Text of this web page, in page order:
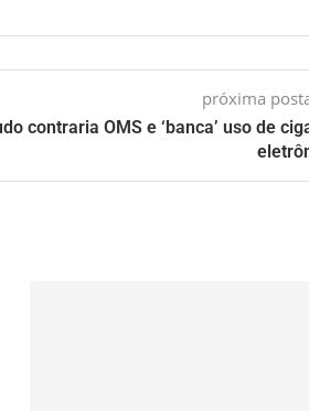
próxima
contraria OMS e ‘banca’ uso de